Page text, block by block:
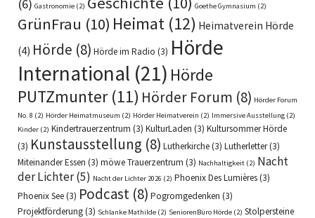
(6) Gastronomie (2) Goethe Gymnasium (2)
GrünFrau (10) Heimat (12) Heimatverein Hörde
(4) Hörde (8) Hörde im Radio (3) Hörde
International (21) Hörde
PUTZmunter(11) Hörder Forum (8) Hörder Forum
No. 8 (2) Hörder Heimatmuseum (2) Hörder Heimatverein (2) Immersive Ausstellung (2)
Kinder (2) Kindertrauerzentrum (3) KulturLaden (3) Kultursommer Hörde
(3) Kunstausstellung (8) Lutherkirche(3) Lutherletter(3)
Miteinander Essen (3) möwe Trauerzentrum (3) Nachhaltigkeit (2) Nacht
der Lichter(5) Nacht der Lichter 2026 (2) Phoenix Des Lumières(3)
Phoenix See(3) Podcast (8) Pogromgedenken (3)
Projektförderung(3) Schlanke Mathilde (2) SeniorenBüro Hörde (2) Stolpersteine